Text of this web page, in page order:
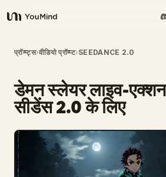
YouMind
अवलोकन
उपयोग के मामले
कौशल
प्रॉम्प्ट
प्रॉम्प्ट्स›वीडियो प्रॉम्प्ट›SEEDANCE 2.0
डेमन स्लेयर लाइव-एक्शन
सीडेंस 2.0 के लिए